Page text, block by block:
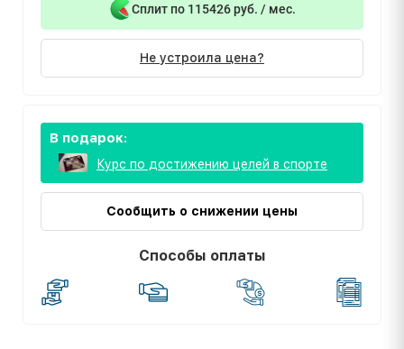
Сплит по 115426 руб. / мес.
Не устроила цена?
В подарок:
Курс по достижению целей в спорте
Сообщить о снижении цены
Способы оплаты